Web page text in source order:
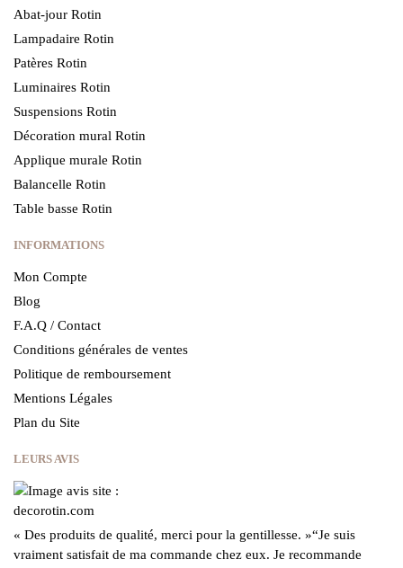
Abat-jour Rotin
Lampadaire Rotin
Patères Rotin
Luminaires Rotin
Suspensions Rotin
Décoration mural Rotin
Applique murale Rotin
Balancelle Rotin
Table basse Rotin
INFORMATIONS
Mon Compte
Blog
F.A.Q / Contact
Conditions générales de ventes
Politique de remboursement
Mentions Légales
Plan du Site
LEURS AVIS
« Des produits de qualité, merci pour la gentillesse. »“Je suis
vraiment satisfait de ma commande chez eux. Je recommande